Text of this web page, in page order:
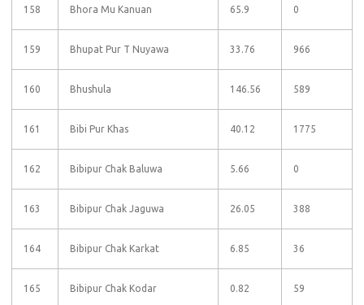
158 Bhora Mu Kanuan 65.9 0
159 Bhupat Pur T Nuyawa 33.76 966
160 Bhushula 146.56 589
161 Bibi Pur Khas 40.12 1775
162 Bibipur Chak Baluwa 5.66 0
163 Bibipur Chak Jaguwa 26.05 388
164 Bibipur Chak Karkat 6.85 36
165 Bibipur Chak Kodar 0.82 59